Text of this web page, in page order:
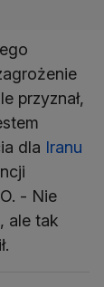
przyznał,
dla Iranu
- Nie
ale tak